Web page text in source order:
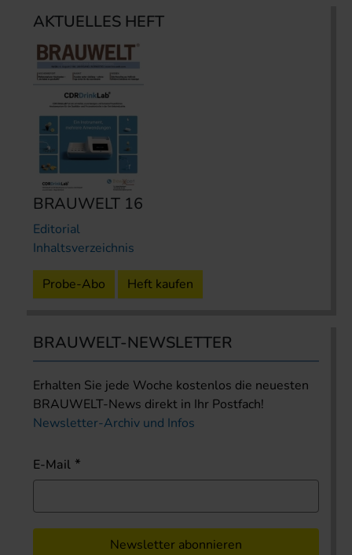
AKTUELLES HEFT
BRAUWELT 16
Editorial
Inhaltsverzeichnis
Probe-Abo Heft kaufen
BRAUWELT-NEWSLETTER
Erhalten Sie jede Woche kostenlos die neuesten
BRAUWELT-News direkt in Ihr Postfach!
Newsletter-Archiv und Infos
E-Mail
Newsletter abonnieren